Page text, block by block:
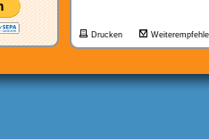
Drucken